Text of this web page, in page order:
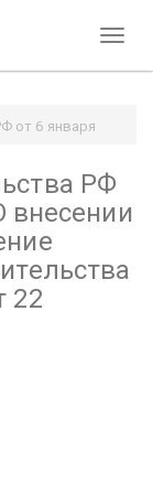
от 6 января
Министров
сентября
РФ
внесении
22